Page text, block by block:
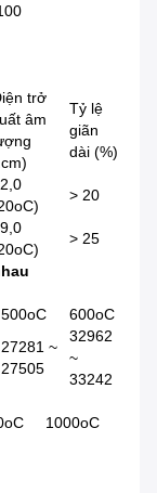
trở
âm
Tỷ lệ
giãn
dài (%)
> 20
> 25
500oC 600oC
27281 ~
27505
32962
~
33242
1000oC